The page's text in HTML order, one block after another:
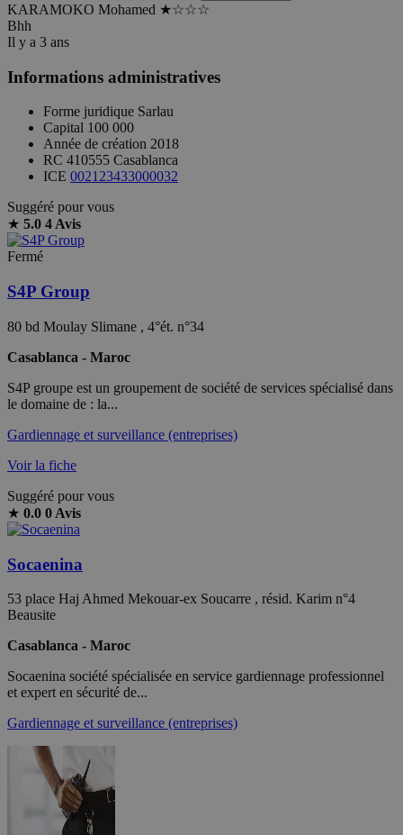
KARAMOKO Mohamed ★☆☆☆
Bhh
Il y a 3 ans
Informations administratives
Forme juridique Sarlau
Capital 100 000
Année de création 2018
RC 410555 Casablanca
ICE 002123433000032
Suggéré pour vous
★ 5.0 4 Avis
Fermé
S4P Group
80 bd Moulay Slimane , 4°ét. n°34
Casablanca - Maroc
S4P groupe est un groupement de société de services spécialisé dans
le domaine de : la...
Gardiennage et surveillance (entreprises)
Voir la fiche
Suggéré pour vous
★ 0.0 0 Avis
Socaenina
53 place Haj Ahmed Mekouar-ex Soucarre , résid. Karim n°4
Beausite
Casablanca - Maroc
Socaenina société spécialisée en service gardiennage professionnel
et expert en sécurité de...
Gardiennage et surveillance (entreprises)